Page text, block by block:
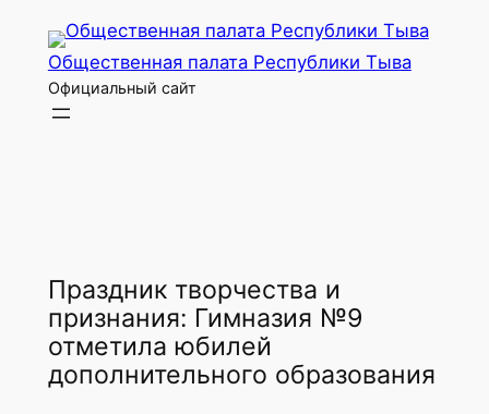
Перейти
содержимому
Общественная палата Республики Тыва
Официальный сайт
Праздник творчества и
признания: Гимназия №9
отметила юбилей
дополнительного образования